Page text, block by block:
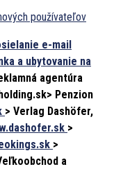
používateľov
e-mail
a ubytovanie na
agentúra
Penzion
> Verlag Dashöfer,
>
>
a